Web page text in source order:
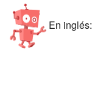
En inglés: